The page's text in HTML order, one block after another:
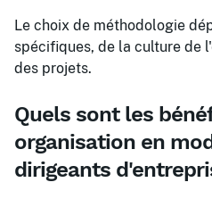
Le choix de méthodologie
spécifiques, de la culture de
des projets.
Quels sont les
organisation en
dirigeants